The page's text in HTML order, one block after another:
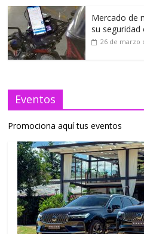
Mercado de
su seguridad
26 de marzo
Eventos
Promociona aquí tus eventos